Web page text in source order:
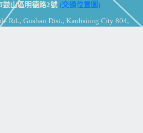
鼓山區明德路2號 (交通位置圖)
Rd., Gushan Dist., Kaohsiung City 804,